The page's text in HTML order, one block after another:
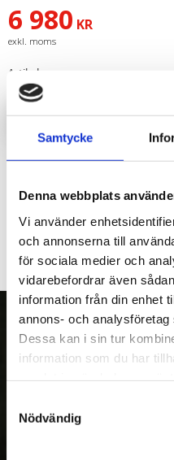
Samtycke
Denna webbplats
Vi använder
och annonserna till
för sociala medier och
vidarebefordrar även
information från din enhet
annons- och analysföretag
Dessa kan i sin tur
information som du har
Nödvändig
6 980 KR
Artikelnr
LOGGA IN FÖR ATT
4bult nav.
OM OSS
maskiner och tillbehör för